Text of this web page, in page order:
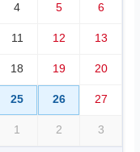
4 5 6
11 12 13
18 19 20
25 26 27
1 2 3